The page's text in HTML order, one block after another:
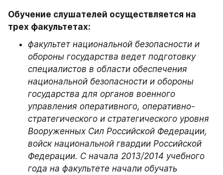
Обучение слушателей осуществляется на
трех факультетах:
факультет национальной безопасности и
обороны государства ведет подготовку
специалистов в области обеспечения
национальной безопасности и обороны
государства для органов военного
управления оперативного, оперативно-
стратегического и стратегического уровня
Вооруженных Сил Российской Федерации,
войск национальной гвардии Российской
Федерации. С начала 2013/2014 учебного
года на факультете начали обучать